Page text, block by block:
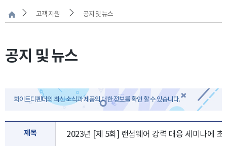
고객 지원 공지 및 뉴스
공지 및 뉴스
화이트디펜더의 최신 소식과 제품의 대한 정보를 확인 할 수 있습니다.
제목 2023년 [제 5회] 랜섬웨어 강력 대응 세미나에